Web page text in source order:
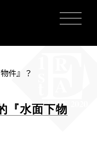
件』？
『水面下物